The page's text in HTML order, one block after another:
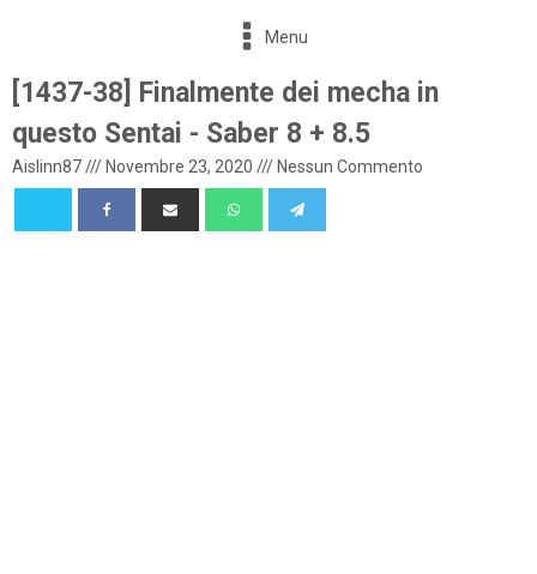
Menu
[1437-38] Finalmente dei mecha in
questo Sentai - Saber 8 + 8.5
Aislinn87/// Novembre 23, 2020 /// Nessun Commento